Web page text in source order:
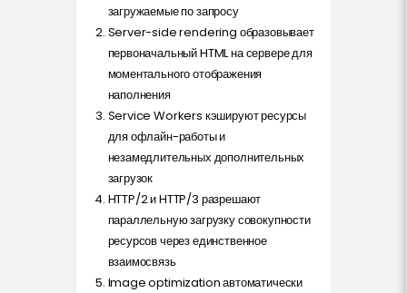
загружаемые по запросу
Server-side rendering образовывает
первоначальный HTML на сервере для
моментального отображения
наполнения
Service Workers кэшируют ресурсы
для офлайн-работы и
незамедлительных дополнительных
загрузок
HTTP/2 и HTTP/3 разрешают
параллельную загрузку совокупности
ресурсов через единственное
взаимосвязь
Image optimization автоматически